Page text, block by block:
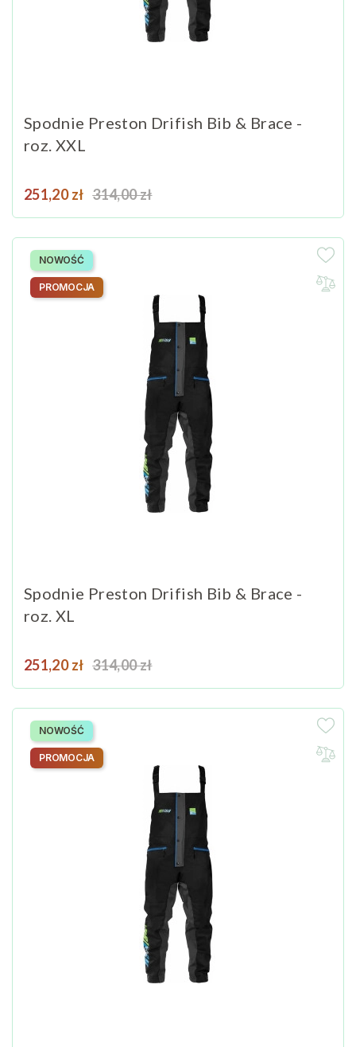
Spodnie Preston Drifish Bib & Brace -
roz. XXL
Cena
251,20 zł Cena podstawowa
314,00 zł
Spodnie Preston Drifish Bib & Brace -
roz. XL
Cena
251,20 zł Cena podstawowa
314,00 zł
NOWOŚĆ
PROMOCJA
NOWOŚĆ
PROMOCJA